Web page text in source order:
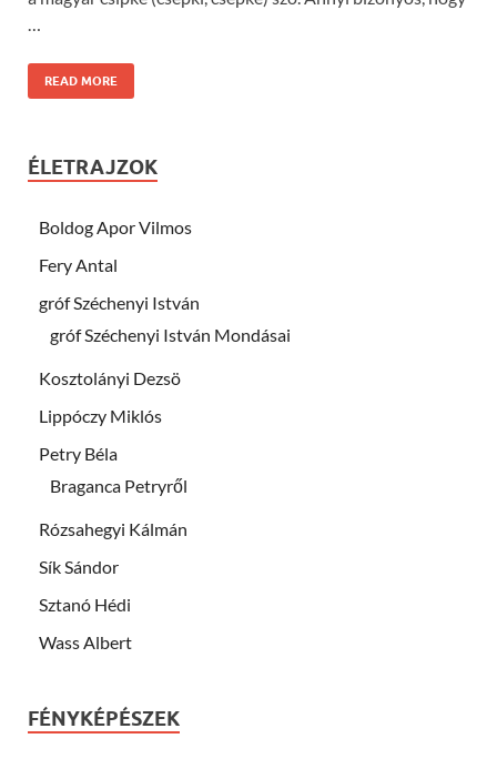
…
READ MORE
ÉLETRAJZOK
Boldog Apor Vilmos
Fery Antal
gróf Széchenyi István
gróf Széchenyi István Mondásai
Kosztolányi Dezsö
Lippóczy Miklós
Petry Béla
Braganca Petryről
Rózsahegyi Kálmán
Sík Sándor
Sztanó Hédi
Wass Albert
FÉNYKÉPÉSZEK